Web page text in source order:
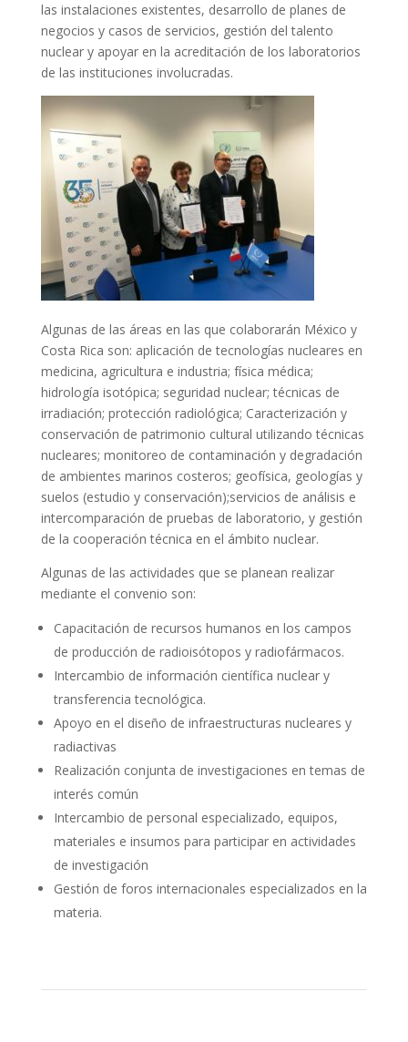
las instalaciones existentes, desarrollo de planes de
negocios y casos de servicios, gestión del talento
nuclear y apoyar en la acreditación de los laboratorios
de las instituciones involucradas.
Algunas de las áreas en las que colaborarán México y
Costa Rica son: aplicación de tecnologías nucleares en
medicina, agricultura e industria; física médica;
hidrología isotópica; seguridad nuclear; técnicas de
irradiación; protección radiológica; Caracterización y
conservación de patrimonio cultural utilizando técnicas
nucleares; monitoreo de contaminación y degradación
de ambientes marinos costeros; geofísica, geologías y
suelos (estudio y conservación);servicios de análisis e
intercomparación de pruebas de laboratorio, y gestión
de la cooperación técnica en el ámbito nuclear.
Algunas de las actividades que se planean realizar
mediante el convenio son:
Capacitación de recursos humanos en los campos
de producción de radioisótopos y radiofármacos.
Intercambio de información científica nuclear y
transferencia tecnológica.
Apoyo en el diseño de infraestructuras nucleares y
radiactivas
Realización conjunta de investigaciones en temas de
interés común
Intercambio de personal especializado, equipos,
materiales e insumos para participar en actividades
de investigación
Gestión de foros internacionales especializados en la
materia.